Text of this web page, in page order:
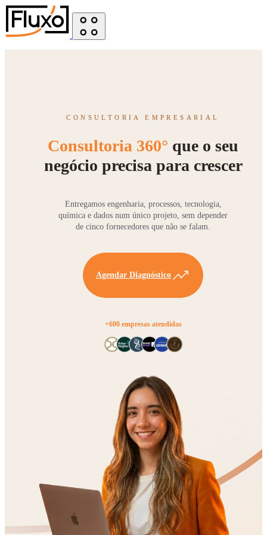
CONSULTORIA EMPRESARIAL
Consultoria 360° que o seu
negócio precisa para crescer
Entregamos engenharia, processos, tecnologia,
química e dados num único projeto, sem depender
de cinco fornecedores que não se falam.
Agendar Diagnóstico
+600 empresas atendidas